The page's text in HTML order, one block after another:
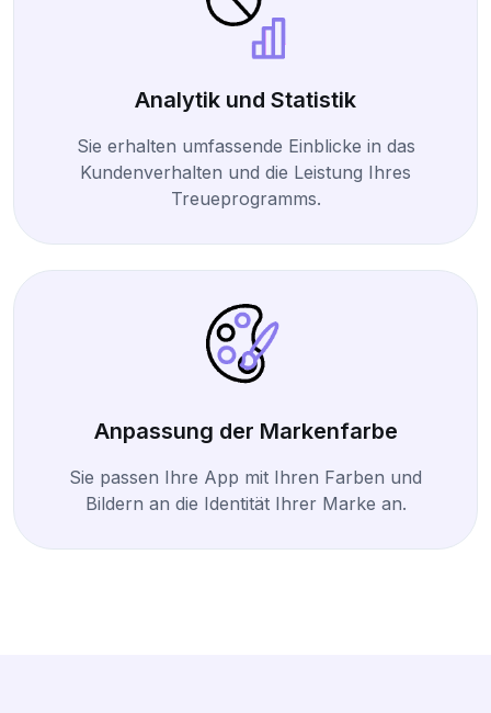
Analytik und Statistik
Sie erhalten umfassende Einblicke in das
Kundenverhalten und die Leistung Ihres
Treueprogramms.
Anpassung der Markenfarbe
Sie passen Ihre App mit Ihren Farben und
Bildern an die Identität Ihrer Marke an.